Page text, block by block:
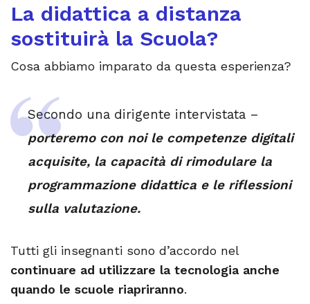
La didattica a distanza
sostituirà la Scuola?
Cosa abbiamo imparato da questa esperienza?
Secondo una dirigente intervistata –
porteremo con noi le competenze digitali
acquisite, la capacità di rimodulare la
programmazione didattica e le riflessioni
sulla valutazione.
Tutti gli insegnanti sono d’accordo nel
continuare ad utilizzare la tecnologia anche
quando le scuole riapriranno.